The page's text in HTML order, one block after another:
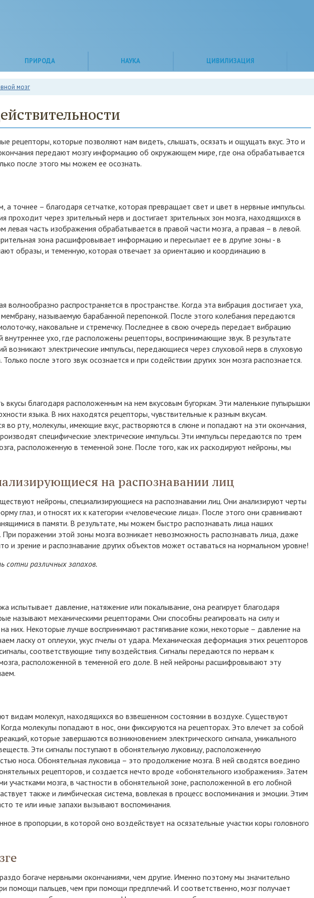
ПРИРОДА НАУКА ЦИВИЛИЗАЦИЯ
мозг
рецепторы, которые позволяют нам видеть, слышать, осязать и ощущать вкус. Это и
передают мозгу информацию об окружающем мире, где она обрабатывается
после этого мы можем ее осознать.
а точнее – благодаря сетчатке, которая превращает свет и цвет в нервные импульсы.
проходит через зрительный нерв и достигает зрительных зон мозга, находящихся в
левая часть изображения обрабатывается в правой части мозга, а правая – в левой.
зона расшифровывает информацию и пересылает ее в другие зоны - в
образы, и теменную, которая отвечает за ориентацию и координацию в
волнообразно распространяется в пространстве. Когда эта вибрация достигает уха,
мембрану, называемую барабанной перепонкой. После этого колебания передаются
наковальне и стремечку. Последнее в свою очередь передает вибрацию
ухо, где расположены рецепторы, воспринимающие звук. В результате
возникают электрические импульсы, передающиеся через слуховой нерв в слуховую
после этого звук осознается и при содействии других зон мозга распознается.
вкусы благодаря расположенным на нем вкусовым бугоркам. Эти маленькие пупырышки
языка. В них находятся рецепторы, чувствительные к разным вкусам.
во рту, молекулы, имеющие вкус, растворяются в слюне и попадают на эти окончания,
специфические электрические импульсы. Эти импульсы передаются по трем
расположенную в теменной зоне. После того, как их раскодируют нейроны, мы
на распознавании лиц
нейроны, специализирующиеся на распознавании лиц. Они анализируют черты
глаз, и относят их к категории «человеческие лица». После этого они сравнивают
в памяти. В результате, мы можем быстро распознавать лица наших
поражении этой зоны мозга возникает невозможность распознавать лица, даже
и зрение и распознавание других объектов может оставаться на нормальном уровне!
сотни различных запахов.
испытывает давление, натяжение или покалывание, она реагирует благодаря
называют механическими рецепторами. Они способны реагировать на силу и
них. Некоторые лучше воспринимают растягивание кожи, некоторые – давление на
ласку от оплеухи, укус пчелы от удара. Механическая деформация этих рецепторов
соответствующие типу воздействия. Сигналы передаются по нервам к
расположенной в теменной его доле. В ней нейроны расшифровывают эту
видам молекул, находящихся во взвешенном состоянии в воздухе. Существуют
молекулы попадают в нос, они фиксируются на рецепторах. Это влечет за собой
которые завершаются возникновением электрического сигнала, уникального
Эти сигналы поступают в обонятельную луковицу, расположенную
носа. Обонятельная луковица – это продолжение мозга. В ней сводятся воедино
рецепторов, и создается нечто вроде «обонятельного изображения». Затем
участками мозга, в частности в обонятельной зоне, расположенной в его лобной
также и лимбическая система, вовлекая в процесс воспоминания и эмоции. Этим
те или иные запахи вызывают воспоминания.
в пропорции, в которой оно воздействует на осязательные участки коры головного
богаче нервными окончаниями, чем другие. Именно поэтому мы значительно
помощи пальцев, чем при помощи предплечий. И соответственно, мозг получает